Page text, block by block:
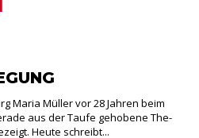
Maria Müller vor 28 Jahren beim
aus der Taufe gehobene The-
Heute schreibt...